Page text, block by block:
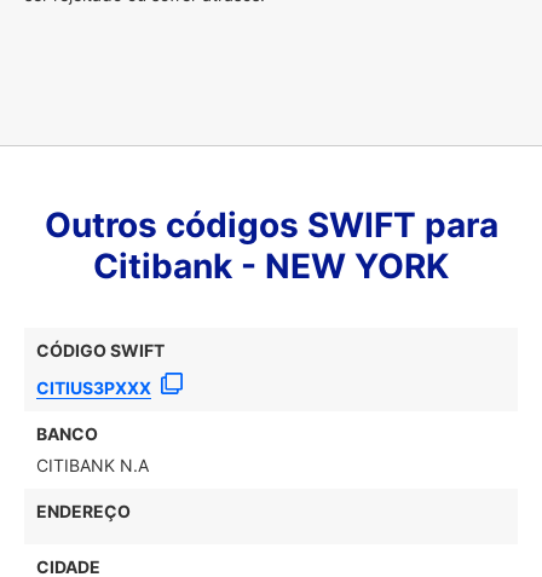
Outros códigos SWIFT para
Citibank - NEW YORK
CÓDIGO SWIFT
CITIUS3PXXX
BANCO
CITIBANK N.A
ENDEREÇO
CIDADE